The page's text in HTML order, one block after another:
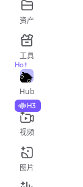
资产
工具
Hub
Hot
视频
H3
图片